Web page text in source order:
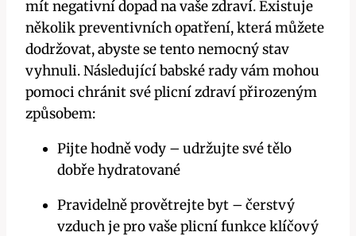
mít negativní dopad na vaše zdraví. Existuje
několik preventivních opatření, která můžete
dodržovat, abyste se tento nemocný stav
vyhnuli. Následující babské rady vám mohou
pomoci chránit své plicní zdraví přirozeným
způsobem:
Pijte hodně vody – udržujte své tělo
dobře hydratované
Pravidelně provětrejte byt – čerstvý
vzduch je pro vaše plicní funkce klíčový